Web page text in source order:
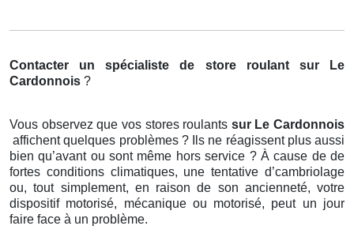
Contacter un spécialiste de store roulant
sur Le
Cardonnois ?
Vous observez que vos stores roulants sur Le Cardonnois
affichent quelques problèmes ? Ils ne réagissent plus aussi
bien qu’avant ou sont même hors service ? À cause de de
fortes conditions climatiques, une tentative d’cambriolage
ou, tout simplement, en raison de son ancienneté, votre
dispositif motorisé, mécanique ou motorisé, peut un jour
faire face à un problème.